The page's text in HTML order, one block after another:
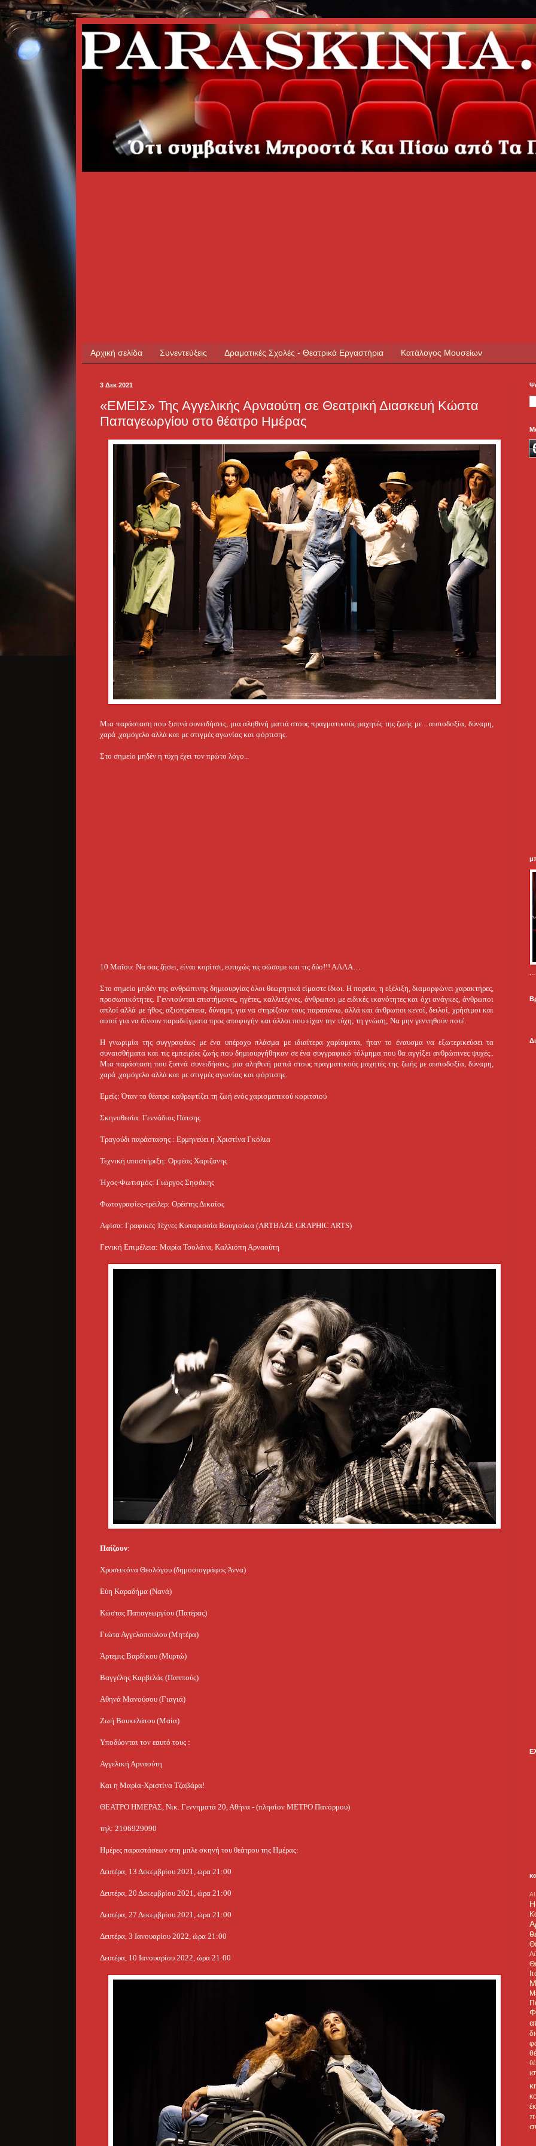
Αρχική σελίδα Συνεντεύξεις Δραματικές Σχολές - Θεατρικά Εργαστήρια Κατάλογος Μουσείων
3 Δεκ 2021
«ΕΜΕΙΣ» Της Αγγελικής Αρναούτη σε Θεατρική Διασκευή Κώστα
Παπαγεωργίου στο θέατρο Ημέρας
Μια παράσταση που ξυπνά συνειδήσεις, μια αληθινή ματιά στους πραγματικούς μαχητές της ζωής με ...αισιοδοξία, δύναμη,
χαρά ,χαμόγελο αλλά και με στιγμές αγωνίας και φόρτισης.
Στο σημείο μηδέν η τύχη έχει τον πρώτο λόγο..
10 Μαΐου: Να σας ζήσει, είναι κορίτσι, ευτυχώς τις σώσαμε και τις δύο!!! ΑΛΛΑ…
Στο σημείο μηδέν της ανθρώπινης δημιουργίας όλοι θεωρητικά είμαστε ίδιοι. Η πορεία, η εξέλιξη, διαμορφώνει χαρακτήρες,
προσωπικότητες. Γεννιούνται επιστήμονες, ηγέτες, καλλιτέχνες, άνθρωποι με ειδικές ικανότητες και όχι ανάγκες, άνθρωποι
απλοί αλλά με ήθος, αξιοπρέπεια, δύναμη, για να στηρίζουν τους παραπάνω, αλλά και άνθρωποι κενοί, δειλοί, χρήσιμοι και
αυτοί για να δίνουν παραδείγματα προς αποφυγήν και άλλοι που είχαν την τύχη; τη γνώση; Να μην γεννηθούν ποτέ.
Η γνωριμία της συγγραφέως με ένα υπέροχο πλάσμα με ιδιαίτερα χαρίσματα, ήταν το έναυσμα να εξωτερικεύσει τα
συναισθήματα και τις εμπειρίες ζωής που δημιουργήθηκαν σε ένα συγγραφικό τόλμημα που θα αγγίξει ανθρώπινες ψυχές..
Μια παράσταση που ξυπνά συνειδήσεις, μια αληθινή ματιά στους πραγματικούς μαχητές της ζωής με αισιοδοξία, δύναμη,
χαρά ,χαμόγελο αλλά και με στιγμές αγωνίας και φόρτισης.
Εμείς: Όταν το θέατρο καθρεφτίζει τη ζωή ενός χαρισματικού κοριτσιού
Σκηνοθεσία: Γεννάδιος Πάτσης
Τραγούδι παράστασης​ : Ερμηνεύει η Χριστίνα Γκόλια
Τεχνική υποστήριξη: Ορφέας Χαριζανης
Ήχος-Φωτισμός: Γιώργος Σηφάκης
Φωτογραφίες-τρέιλερ: Ορέστης Δικαίος
Αφίσα: Γραφικές Τέχνες Κυπαρισσία Βουγιούκα (ARTBAZE GRAPHIC ARTS)
Γενική Επιμέλεια: Μαρία Τσολάνα, Καλλιόπη Αρναούτη
Παίζουν:
Χρυσεικόνα Θεολόγου (δημοσιογράφος Άννα)
Εύη Καραδήμα (Νανά)
Κώστας Παπαγεωργίου (Πατέρας)
Γιώτα Αγγελοπούλου (Μητέρα)
Άρτεμις Βαρδίκου (Μυρτώ)
Βαγγέλης Καρβελάς (Παππούς)
Αθηνά Μανούσου (Γιαγιά)
Ζωή Βουκελάτου (Μαία)
Υποδύονται τον εαυτό τους :
Αγγελική Αρναούτη
Και η Μαρία-Χριστίνα Τζαβάρα!
ΘΕΑΤΡΟ ΗΜΕΡΑΣ, Νικ. Γεννηματά 20, Αθήνα - (πλησίον ΜΕΤΡΟ Πανόρμου)
τηλ: 2106929090
Ημέρες παραστάσεων στη μπλε σκηνή του θεάτρου της Ημέρας:
Δευτέρα, 13 Δεκεμβρίου 2021, ώρα 21:00
Δευτέρα, 20 Δεκεμβρίου 2021, ώρα 21:00
Δευτέρα, 27 Δεκεμβρίου 2021, ώρα 21:00
Δευτέρα, 3 Ιανουαρίου 2022, ώρα 21:00
Δευτέρα, 10 Ιανουαρίου 2022, ώρα 21:00